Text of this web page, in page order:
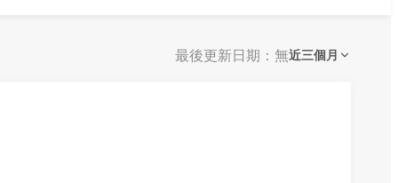
最後更新日期：無近三個月